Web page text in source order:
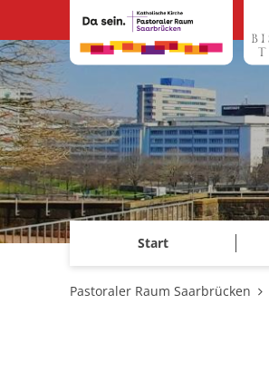
Zum Inhalt springen
Start
Pastoraler Raum Saarbrücken